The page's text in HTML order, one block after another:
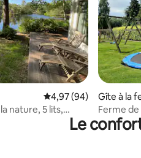
Évaluation moyenne
4,97 (94)
nature, 5 lits,
Gîte à la
Ferme
Le